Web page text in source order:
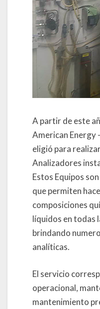
A partir de este
American Energy
eligió para
Analizadores
Estos Equipos
que permiten
composiciones
líquidos en todas
brindando
analíticas.
El servicio
operacional,
mantenimiento